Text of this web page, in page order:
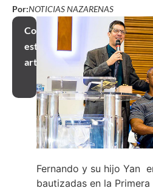
Por:NOTICIAS NAZARENAS
Compartir
este
artículo
Fernando y su hijo Yan
bautizadas en la